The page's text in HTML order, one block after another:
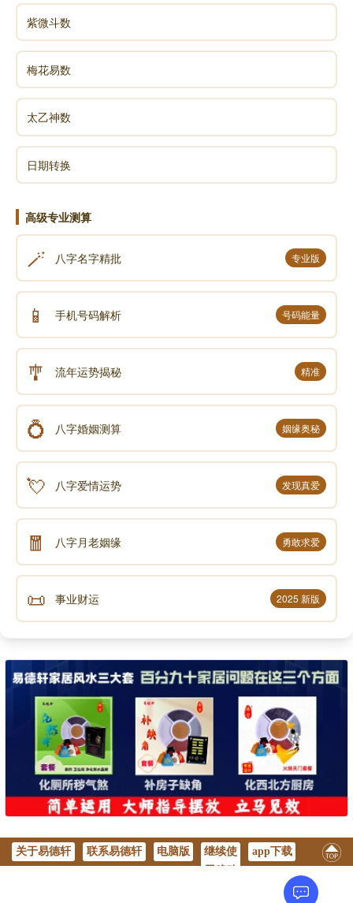
二十四堡，环其地，分兵以戍，贼不得逞。久之，其酋
吴不尔觇官军少，复掠清浪，杀官吏。授遣张名击破
之。贼走湖广境，结生苗，势复张。授乃发黔、楚、蜀
军分道捕讨。进军筸子坪，诛不尔，斩首五百九十余
级，贼悉平。九年，都匀蛮为乱，引广西贼入掠。授遣
指挥陈原、顾勇分道邀击，获贼首韦万良等，降下合江
蔡郎等五十余寨。
英宗即位，命佩征蛮副将军印，镇守如故。念授
叛，僣称王，四出攻掠。授遣顾勇等捣其巢，破之。而
广西蒙顾十六洞与湖广逃民相聚蜂起，授督兵围之。再
战，悉擒斩其酋，余党就诛。捷闻，进右都督。上
言：“靖州与广西接壤，时苦苗患。永乐、宣德间，尝储
粮数万石，备军兴。比年储粮少。有警，发人徒转输，
贼辄先觉，以故不能得贼。乞于清浪、靖州二卫，各增
储五万石，庶缓急可借。”报可。
四年，贵州计沙贼苗金虫、苗总牌纠洪江生苗作
乱，伪立“统千侯”、“统万侯”号。授督兵抵计沙，分遣都
指挥郑通攻三羊洞，马晔攻黄柏山，大破之。吴亮穷追
至蒲头、洪江，斩总牌，千户尹胜诱斩金虫，于是生苗
尽降。授沉毅多计算，裨校皆尽其材，而驭军严整。自
镇远侯顾成殁，群蛮所在屯结。官军讨之，皆无功。授
在镇二十余年，规画多本于成。久益明练，威信大行，
寇起辄灭，前后诸帅莫及也。论功，进左都督。是年六
月召还，以老致仕。寻起视事右府。十年卒。赠临武
伯，谥靖襄。
吴亮，来安人。永乐初，为旗手卫指挥佥事。宣
英宗初，讨新淦贼有功，累进都督佥事，副授镇
湖广、贵州。破普定蛮，进都督同知。平计沙苗，进右
都督。方政殁于麓川，召亮还京，命为副总兵，将兵五
万往讨。至云南，贼益炽，坐金齿参将张荣败不救，逮
下狱。左迁都督佥事，仍佩征南副将军印，镇湖广、贵
州，讨平四川都掌蛮。寻召还，视右府事。正统十一年
卒。
亮姿貌魁梧，性宽简，不喜杀戮，所至蛮人怀
附。好读书，至老，手不释卷。
方瑛，都督政之子。正统初，以舍人从父征麓
紫微斗数
梅花易数
太乙神数
日期转换
高级专业测算
🪄 八字名字精批 专业版
📱 手机号码解析 号码能量
🎐 流年运势揭秘 精准
💍 八字婚姻测算 姻缘奥秘
💘 八字爱情运势 发现真爱
🧧 八字月老姻缘 勇敢求爱
📜 事业财运 2025 新版
关于易德轩 联系易德轩 电脑版
继续使
app下载